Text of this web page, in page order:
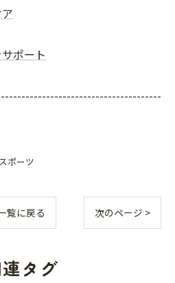
ポート
スポーツ
覧に戻る 次のページ >
タグ